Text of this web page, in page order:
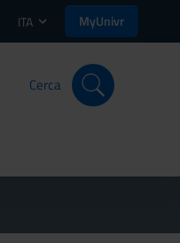
ITA MyUnivr
Cerca